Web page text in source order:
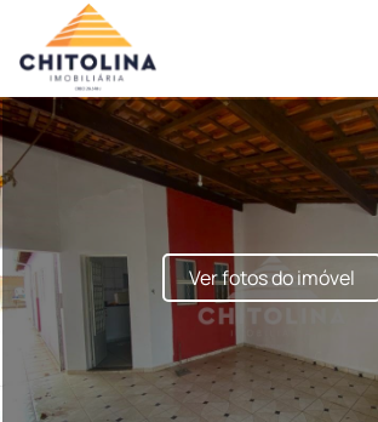
Ver fotos do imóvel